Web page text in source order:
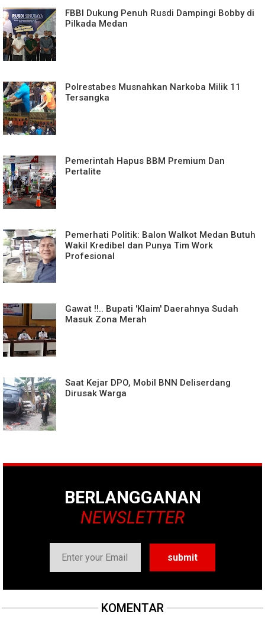
FBBI Dukung Penuh Rusdi Dampingi Bobby di
Pilkada Medan
Polrestabes Musnahkan Narkoba Milik 11
Tersangka
Pemerintah Hapus BBM Premium Dan
Pertalite
Pemerhati Politik: Balon Walkot Medan Butuh
Wakil Kredibel dan Punya Tim Work
Profesional
Gawat !!.. Bupati 'Klaim' Daerahnya Sudah
Masuk Zona Merah
Saat Kejar DPO, Mobil BNN Deliserdang
Dirusak Warga
BERLANGGANAN
NEWSLETTER
KOMENTAR